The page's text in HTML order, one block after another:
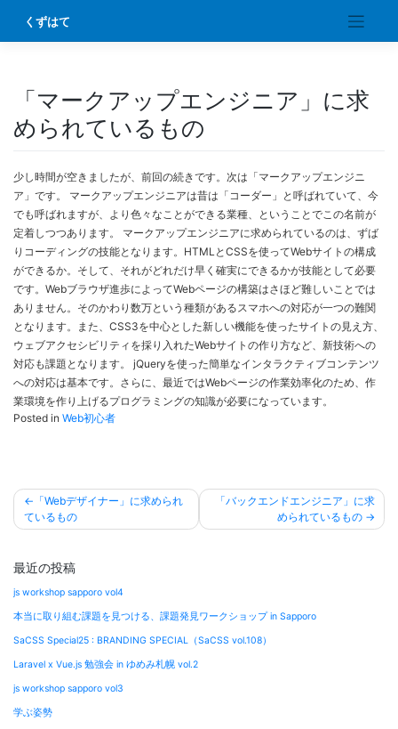
content
くずはて
「マークアップエンジニア」に求
められているもの
少し時間が空きましたが、前回の続きです。次は「マークアップエンジニ
ア」です。 マークアップエンジニアは昔は「コーダー」と呼ばれていて、今
でも呼ばれますが、より色々なことができる業種、ということでこの名前が
定着しつつあります。 マークアップエンジニアに求められているのは、ずば
りコーディングの技能となります。HTMLとCSSを使ってWebサイトの構成
ができるか。そして、それがどれだけ早く確実にできるかが技能として必要
です。Webブラウザ進歩によってWebページの構築はさほど難しいことでは
ありません。そのかわり数万という種類があるスマホへの対応が一つの難関
となります。また、CSS3を中心とした新しい機能を使ったサイトの見え方、
ウェブアクセシビリティを採り入れたWebサイトの作り方など、新技術への
対応も課題となります。 jQueryを使った簡単なインタラクティブコンテンツ
への対応は基本です。さらに、最近ではWebページの作業効率化のため、作
業環境を作り上げるプログラミングの知識が必要になっています。
Posted in Web初心者
投
稿
ビ
ゲ
ー
シ
ョ
「Webデザイナー」に求められ
ているもの
「バックエンドエンジニア」に求
められているもの
最近の投稿
js workshop sapporo vol4
本当に取り組む課題を見つける、課題発見ワークショップ in Sapporo
SaCSS Special25 : BRANDING SPECIAL（SaCSS vol.108）
Laravel x Vue.js 勉強会 in ゆめみ札幌 vol.2
js workshop sapporo vol3
学ぶ姿勢